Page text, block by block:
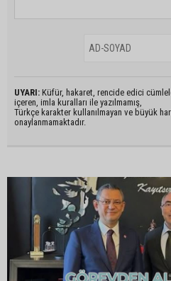
UYARI: Küfür, hakaret, rencide edici
içeren, imla kuralları ile yazılmamış,
Türkçe karakter kullanılmayan ve büyük
onaylanmamaktadır.